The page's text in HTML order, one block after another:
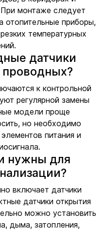
монтаже следует
отопительные приборы,
температурных
датчики
проводных?
к контрольной
регулярной замены
модели проще
но необходимо
питания и
нужны для
включает датчики
датчики открытия
можно установить
дыма, затопления,